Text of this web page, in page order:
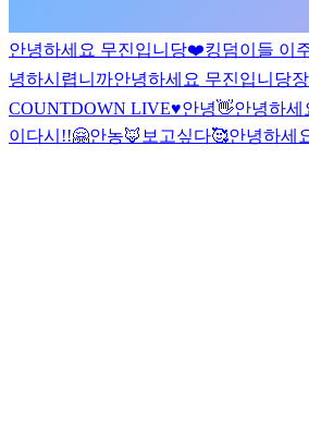
안녕하세요 무진입니당❤️킹덤이들 이
녕하시렵니까안녕하세요 무진입니당
COUNTDOWN LIVE♥안녕👋안녕하세
이 다시!!🤗안농🦊 보고싶다🥰안녕하세